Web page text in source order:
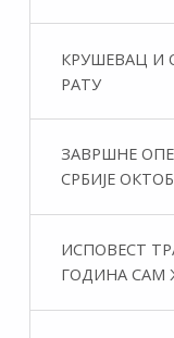
КРУШЕВАЦ И
РАТУ
ЗАВРШНЕ
СРБИЈЕ
ИСПОВЕСТ
ГОДИНА САМ